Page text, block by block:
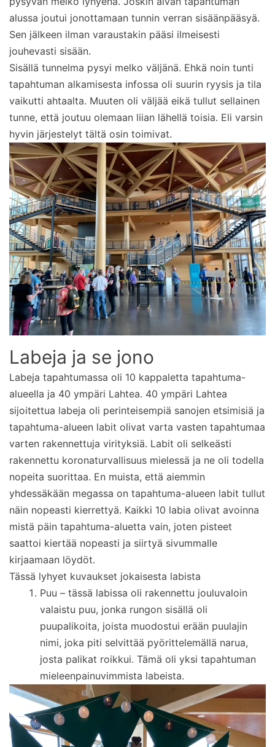
alussa joutui jonottamaan tunnin verran sisäänpääsyä.
Sen jälkeen ilman varaustakin pääsi ilmeisesti
jouhevasti sisään.
Sisällä tunnelma pysyi melko väljänä. Ehkä noin tunti
tapahtuman alkamisesta infossa oli suurin ryysis ja tila
vaikutti ahtaalta. Muuten oli väljää eikä tullut sellainen
tunne, että joutuu olemaan liian lähellä toisia. Eli varsin
hyvin järjestelyt tältä osin toimivat.
Labeja ja se jono
Labeja tapahtumassa oli 10 kappaletta tapahtuma-
alueella ja 40 ympäri Lahtea. 40 ympäri Lahtea
sijoitettua labeja oli perinteisempiä sanojen etsimisiä ja
tapahtuma-alueen labit olivat varta vasten tapahtumaa
varten rakennettuja virityksiä. Labit oli selkeästi
rakennettu koronaturvallisuus mielessä ja ne oli todella
nopeita suorittaa. En muista, että aiemmin
yhdessäkään megassa on tapahtuma-alueen labit tullut
näin nopeasti kierrettyä. Kaikki 10 labia olivat avoinna
mistä päin tapahtuma-aluetta vain, joten pisteet
saattoi kiertää nopeasti ja siirtyä sivummalle
kirjaamaan löydöt.
Tässä lyhyet kuvaukset jokaisesta labista
Puu – tässä labissa oli rakennettu jouluvaloin
valaistu puu, jonka rungon sisällä oli
puupalikoita, joista muodostui erään puulajin
nimi, joka piti selvittää pyörittelemällä narua,
josta palikat roikkui. Tämä oli yksi tapahtuman
mieleenpainuvimmista labeista.